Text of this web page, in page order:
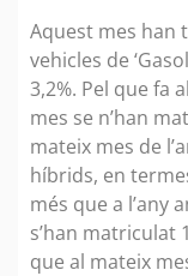
Aquest mes han
vehicles de
3,2%. Pel que fa
mes se n’han
mateix mes de
híbrids, en
més que a l’any
s’han matriculat
que al mateix